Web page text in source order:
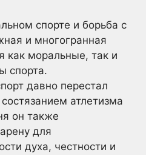
спорте и борьба с
и многогранная
как моральные, так и
спорта.
давно перестал
атлетизма
он также
для
духа, честности и